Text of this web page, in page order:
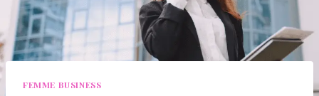
FEMME BUSINESS